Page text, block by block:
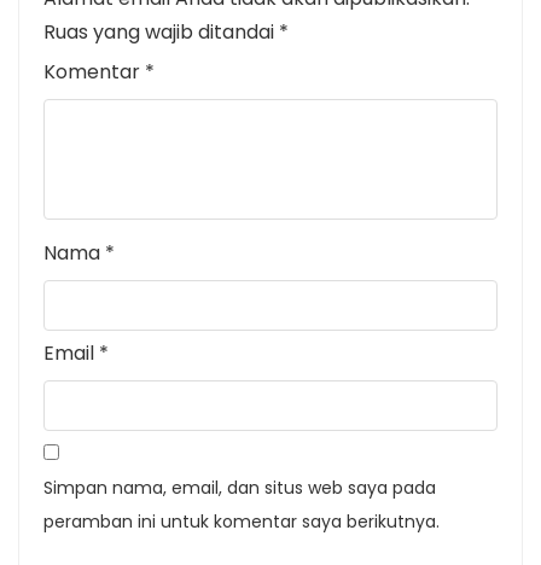
Ruas yang wajib ditandai *
Komentar *
Nama *
Email *
Simpan nama, email, dan situs web saya pada
peramban ini untuk komentar saya berikutnya.